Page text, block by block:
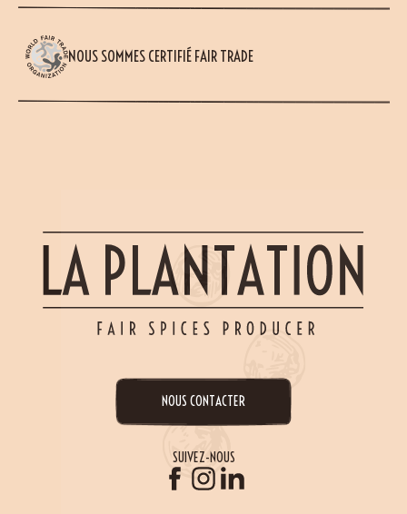
NOUS SOMMES CERTIFIÉ FAIR TRADE
NOUS CONTACTER
SUIVEZ-NOUS